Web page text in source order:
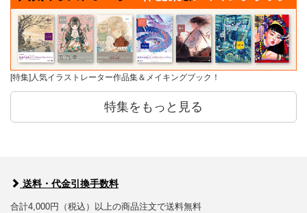
[特集]人気イラストレーター作品集＆メイキングブック！
特集をもっと見る
送料・代金引換手数料
合計4,000円（税込）以上の商品注文で送料無料